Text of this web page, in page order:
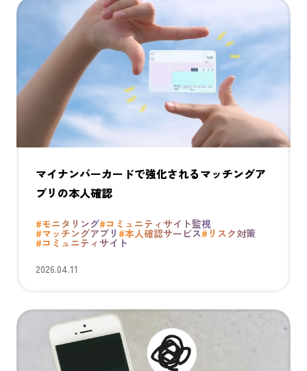
マイナンバーカードで強化されるマッチングア
プリの本人確認
#モニタリング#コミュニティサイト監視
#マッチングアプリ #本人確認サービス#リスク対策
#コミュニティサイト
2026.04.11